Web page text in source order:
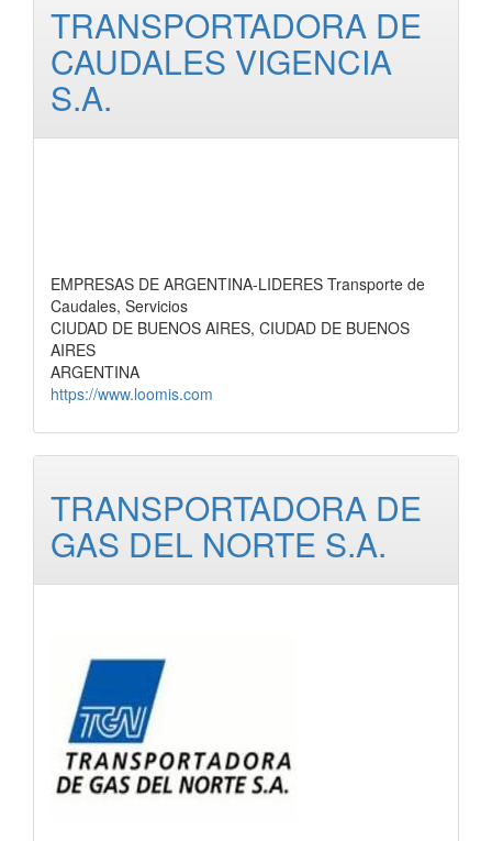
TRANSPORTADORA DE
CAUDALES VIGENCIA
S.A.
EMPRESAS DE ARGENTINA-LIDERES Transporte de
Caudales, Servicios
CIUDAD DE BUENOS AIRES, CIUDAD DE BUENOS
AIRES
ARGENTINA
https://www.loomis.com
TRANSPORTADORA DE
GAS DEL NORTE S.A.